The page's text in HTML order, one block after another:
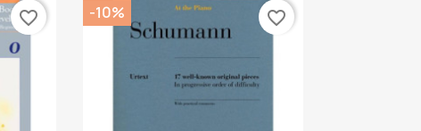
favorite_border -10% favorite_border